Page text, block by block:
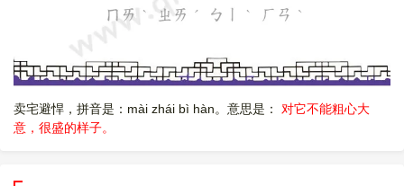
卖宅避悍，拼音是：mài zhái bì hàn。意思是： 对它不能粗心大
意，很盛的样子。